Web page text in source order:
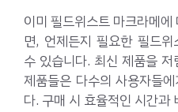
이미 필드위스트 마크라메
면, 언제든지 필요한 필드
수 있습니다. 최신 제품을
제품들은 다수의 사용자들
다. 구매 시 효율적인 시간과